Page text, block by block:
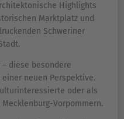
Highlights
Marktplatz und
Schweriner
diese besondere
neuen Perspektive.
oder als
Vorpommern.